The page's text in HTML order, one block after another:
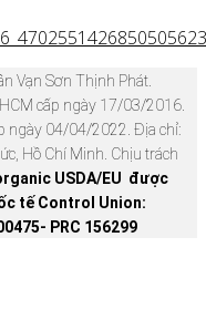
Vạn Sơn Thịnh Phát.
cấp ngày 17/03/2016.
ngày 04/04/2022. Địa chỉ:
Hồ Chí Minh. Chịu trách
USDA/EU được
tế Control Union:
PRC 156299